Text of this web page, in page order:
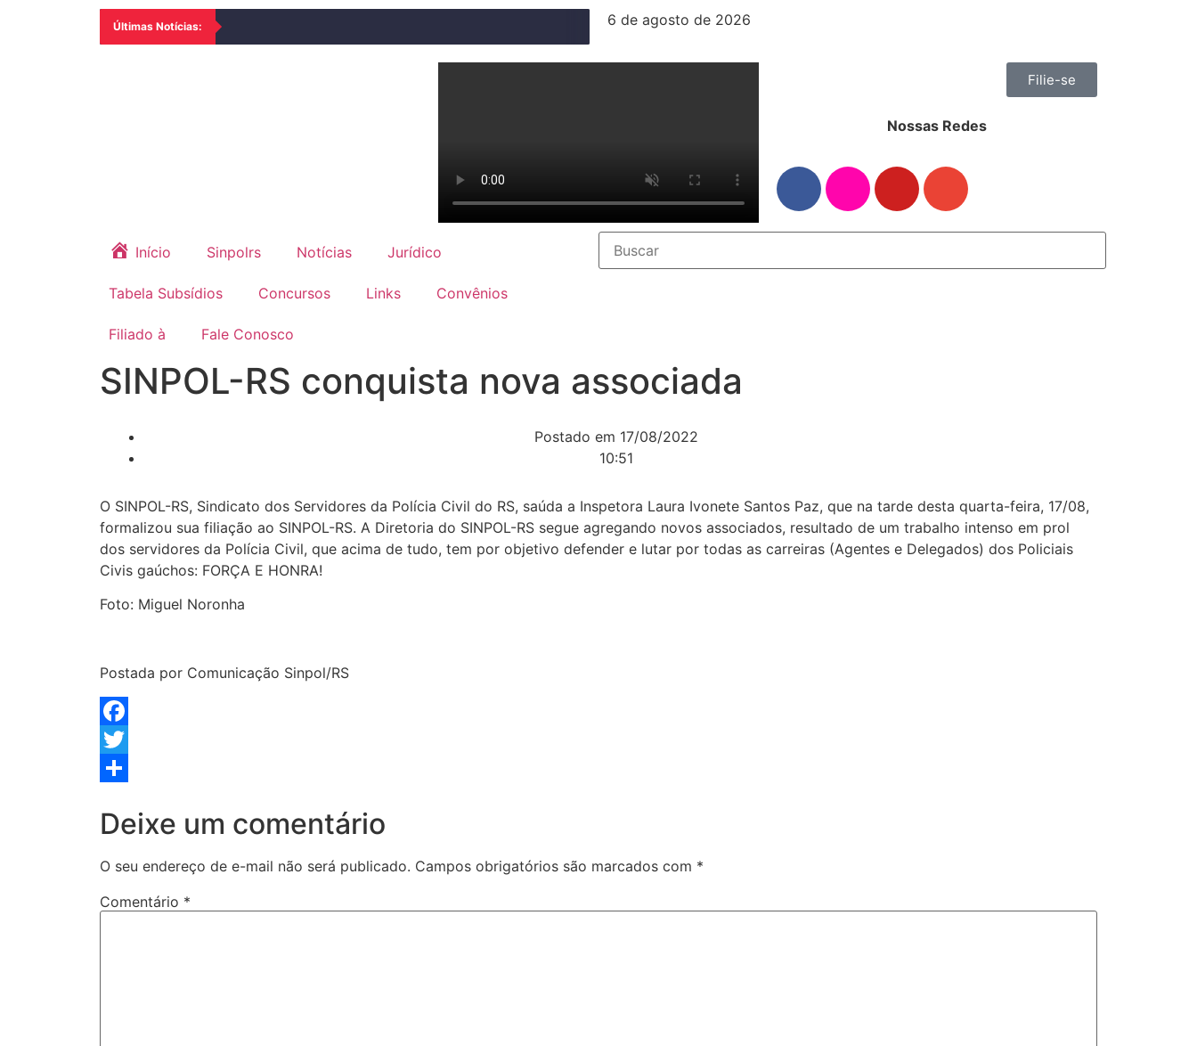
Últimas Notícias: 6 de agosto de 2026
Filie-se
Nossas Redes
Início Sinpolrs Notícias Jurídico
Tabela Subsídios Concursos Links Convênios
Filiado à Fale Conosco
SINPOL-RS conquista nova associada
Postado em 17/08/2022
10:51
O SINPOL-RS, Sindicato dos Servidores da Polícia Civil do RS, saúda a Inspetora Laura Ivonete Santos Paz, que na tarde desta quarta-feira, 17/08,
formalizou sua filiação ao SINPOL-RS. A Diretoria do SINPOL-RS segue agregando novos associados, resultado de um trabalho intenso em prol
dos servidores da Polícia Civil, que acima de tudo, tem por objetivo defender e lutar por todas as carreiras (Agentes e Delegados) dos Policiais
Civis gaúchos: FORÇA E HONRA!
Foto: Miguel Noronha
Postada por Comunicação Sinpol/RS
Facebook
Twitter
Deixe um comentário
O seu endereço de e-mail não será publicado. Campos obrigatórios são marcados com *
Comentário *